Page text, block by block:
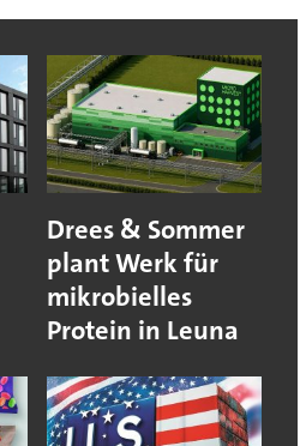
Drees & Sommer
plant Werk für
mikrobielles
Protein in Leuna